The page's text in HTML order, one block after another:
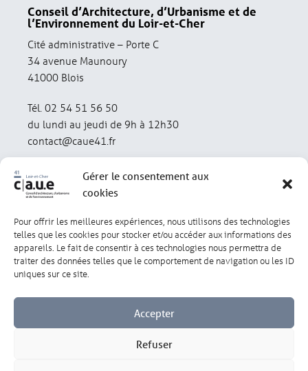
Gérer le consentement aux
cookies
Pour offrir les meilleures expériences, nous utilisons des technologies
telles que les cookies pour stocker et/ou accéder aux informations des
appareils. Le fait de consentir à ces technologies nous permettra de
traiter des données telles que le comportement de navigation ou les ID
uniques sur ce site.
Accepter
Refuser
Conseil d’Architecture, d’Urbanisme et de
l’Environnement du Loir-et-Cher
Cité administrative – Porte C
34 avenue Maunoury
41000 Blois
Tél. 02 54 51 56 50
du lundi au jeudi de 9h à 12h30
contact@caue41.fr
Mentions légales Politique de confidentialité
Lexique Réalisation : olivgraphic.com